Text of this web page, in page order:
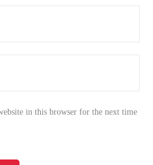
in this browser for the next time